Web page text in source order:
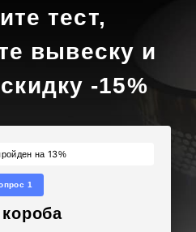
тест,
вывеску и
-15%
на 13%
1